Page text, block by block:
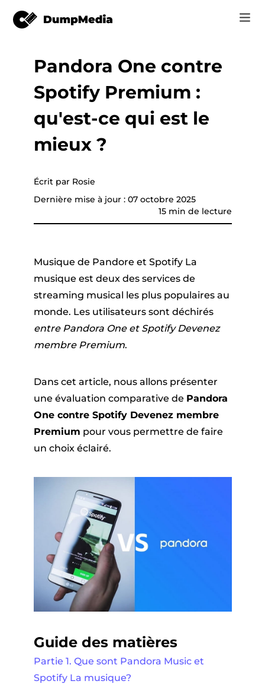
Music
de
YouTube
Pandora
en ligne
Vidéo
Outils en ligne
Spotify en mp3
YouTube Music à MP3
Suno à MP3
Boutique
Comment
Assistance
Se connecter
S'inscrire
Pandora One contre
Spotify Premium :
qu'est-ce qui est le
mieux ?
Écrit par Rosie
Dernière mise à jour : 07 octobre 2025
15 min de lecture
Musique de Pandore et Spotify La
musique est deux des services de
streaming musical les plus populaires au
monde. Les utilisateurs sont déchirés
entre Pandora One et Spotify Devenez
membre Premium.
Dans cet article, nous allons présenter
une évaluation comparative de Pandora
One contre Spotify Devenez membre
Premium pour vous permettre de faire
un choix éclairé.
Guide des matières
Partie 1. Que sont Pandora Music et
Spotify La musique?